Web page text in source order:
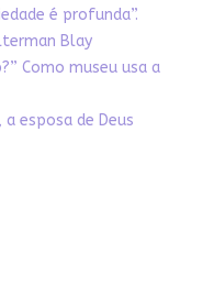
é profunda”.
Blay
Como museu usa a
a esposa de Deus